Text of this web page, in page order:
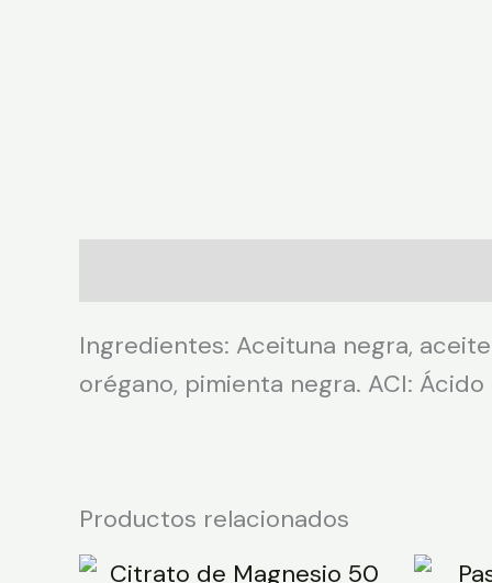
Ingredientes: Aceituna negra,
orégano, pimienta negra. ACI:
Productos relacionados